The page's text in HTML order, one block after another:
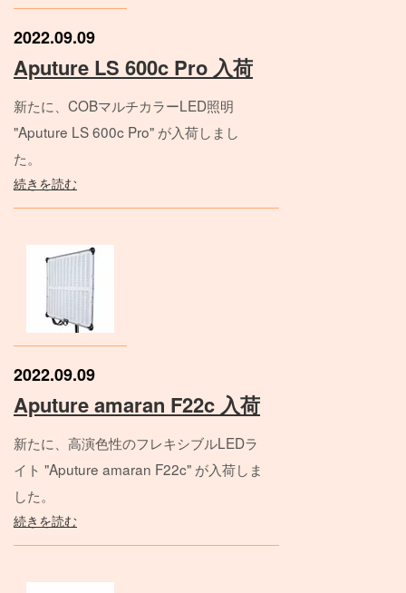
2022.09.09
Aputure LS 600c Pro 入荷
新たに、COBマルチカラーLED照明
"Aputure LS 600c Pro" が入荷しまし
た。
続きを読む
2022.09.09
Aputure amaran F22c 入荷
新たに、高演色性のフレキシブルLEDラ
イト "Aputure amaran F22c" が入荷しま
した。
続きを読む